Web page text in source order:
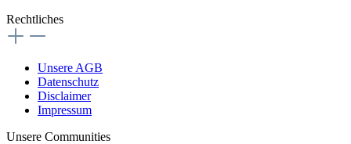
Rechtliches
Unsere AGB
Datenschutz
Disclaimer
Impressum
Unsere Communities